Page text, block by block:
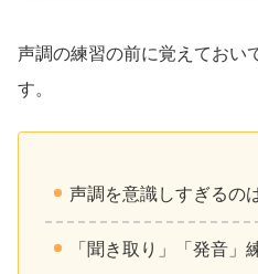
声調の練習の前に覚えておい
す。
声調を意識しすぎるの
「聞き取り」「発音」